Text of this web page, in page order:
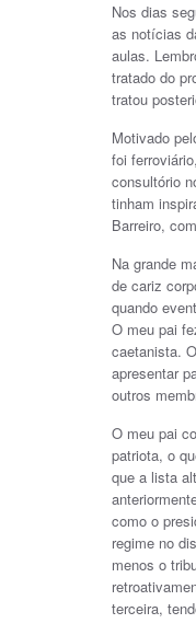
Nos dias
as notícias
aulas.
tratado do
tratou
Motivado
foi
consultório
tinham
Barreiro,
Na grande
de cariz
quando
O meu pai
caetanista.
apresentar
outros
O meu pai
patriota, o
que a lista
como o
regime no
menos o
terceira,